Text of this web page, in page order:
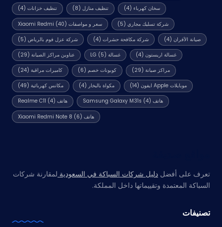
تنظيف خزانات(4) تنظيف منازل (8) سخان كهرباء (4)
سعر و مواصفات Xiaomi Redmi (40) شركة تسليك مجاري (5)
شركة عزل فوم بالرياض(5) شركة مكافحة حشرات (4) صيانة الأفران (4)
عناوين مراكز الصيانة(29) غسالة LG (5) غسالة اريستون (4)
كاميرات مراقبة(24) كوبونات خصم (6) مراكز صيانة (29)
مكانس كهربائية(49) مكواة بالبخار (4) موبايلات Apple ايفون (14)
هاتف Realme C11 (4) هاتف Samsung Galaxy M31s (4)
هاتف Xiaomi Redmi Note 8 (6)
تعرف على أفضل دليل شركات السباكة في السعودية لمقارنة شركات
السباكة المعتمدة وتقييماتها داخل المملكة.
تصنيفات